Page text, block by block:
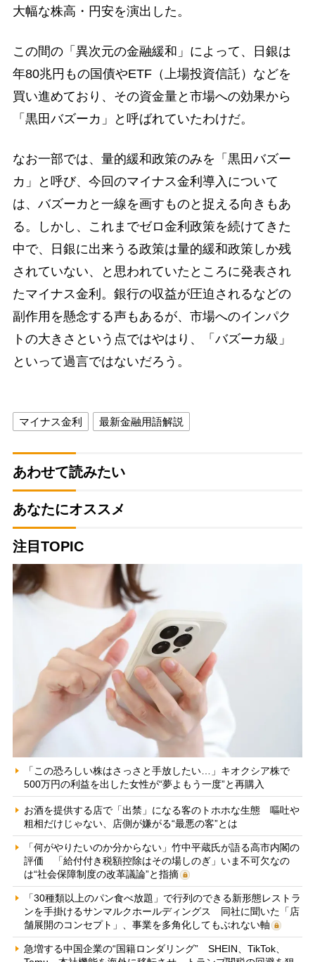
大幅な株高・円安を演出した。
この間の「異次元の金融緩和」によって、日銀は
年80兆円もの国債やETF（上場投資信託）などを
買い進めており、その資金量と市場への効果から
「黒田バズーカ」と呼ばれていたわけだ。
なお一部では、量的緩和政策のみを「黒田バズー
カ」と呼び、今回のマイナス金利導入について
は、バズーカと一線を画すものと捉える向きもあ
る。しかし、これまでゼロ金利政策を続けてきた
中で、日銀に出来うる政策は量的緩和政策しか残
されていない、と思われていたところに発表され
たマイナス金利。銀行の収益が圧迫されるなどの
副作用を懸念する声もあるが、市場へのインパク
トの大きさという点ではやはり、「バズーカ級」
といって過言ではないだろう。
マイナス金利 最新金融用語解説
あわせて読みたい
あなたにオススメ
注目TOPIC
「この恐ろしい株はさっさと手放したい…」キオクシア株で
500万円の利益を出した女性が“夢よもう一度”と再購入
お酒を提供する店で「出禁」になる客のトホホな生態 嘔吐や
粗相だけじゃない、店側が嫌がる“最悪の客”とは
「何がやりたいのか分からない」竹中平蔵氏が語る高市内閣の
評価 「給付付き税額控除はその場しのぎ」いま不可欠なの
は“社会保障制度の改革議論”と指摘
「30種類以上のパン食べ放題」で行列のできる新形態レストラ
ンを手掛けるサンマルクホールディングス 同社に聞いた「店
舗展開のコンセプト」、事業を多角化してもぶれない軸
急増する中国企業の“国籍ロンダリング” SHEIN、TikTok、